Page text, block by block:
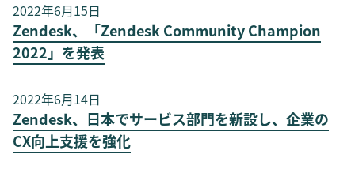
2022年6月15日
Zendesk、「Zendesk Community Champion
2022」を発表
2022年6月14日
​​Zendesk、日本でサービス部門を新設し、企業の
CX向上支援を強化